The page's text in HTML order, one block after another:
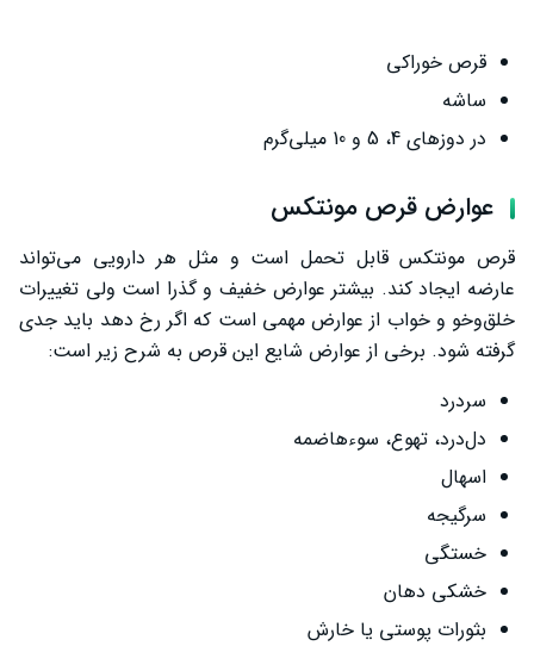
قرص خوراکی
ساشه
در دوزهای 4، 5 و 10 میلی‌گرم
عوارض قرص مونتکس
قرص مونتکس قابل تحمل است و مثل هر دارویی می‌تواند
عارضه ایجاد کند. بیشتر عوارض خفیف و گذرا است ولی تغییرات
خلق‌وخو و خواب از عوارض مهمی است که اگر رخ دهد باید جدی
گرفته شود. برخی از عوارض شایع این قرص به شرح زیر است:
سردرد
دل‌درد، تهوع، سوءهاضمه
اسهال
سرگیجه
خستگی
خشکی دهان
بثورات پوستی یا خارش